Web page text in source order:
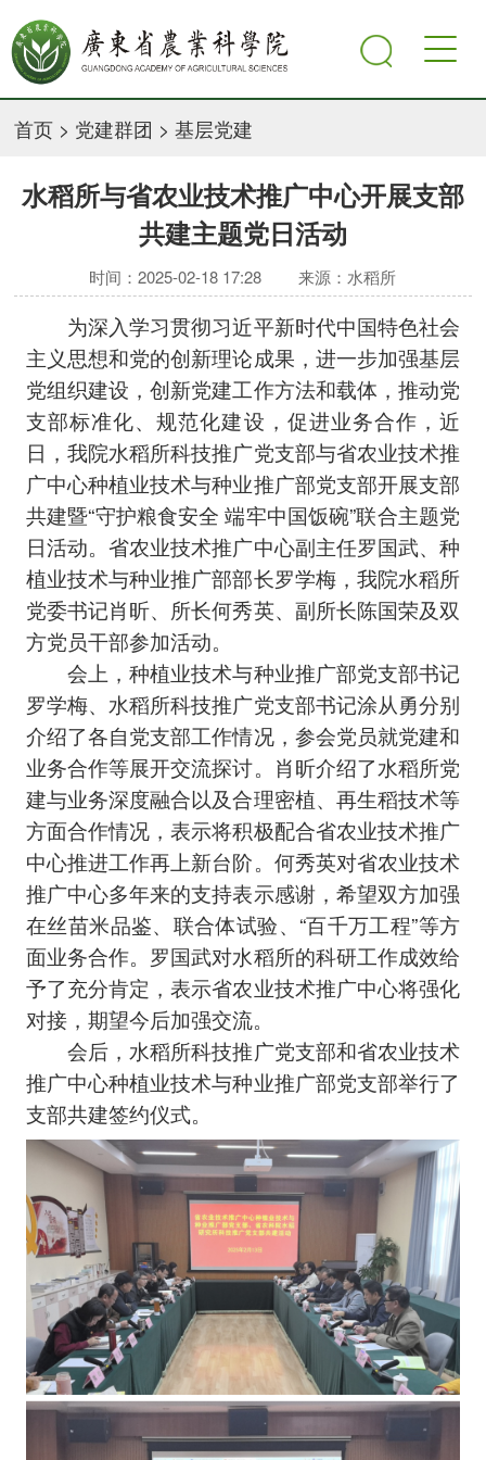
首页 > 党建群团 >基层党建
水稻所与省农业技术推广中心开展支部
共建主题党日活动
时间：2025-02-18 17:28 来源：水稻所
为深入学习贯彻习近平新时代中国特色社会
主义思想和党的创新理论成果，进一步加强基层
党组织建设，创新党建工作方法和载体，推动党
支部标准化、规范化建设，促进业务合作，近
日，我院水稻所科技推广党支部与省农业技术推
广中心种植业技术与种业推广部党支部开展支部
共建暨“守护粮食安全 端牢中国饭碗”联合主题党
日活动。省农业技术推广中心副主任罗国武、种
植业技术与种业推广部部长罗学梅，我院水稻所
党委书记肖昕、所长何秀英、副所长陈国荣及双
方党员干部参加活动。
会上，种植业技术与种业推广部党支部书记
罗学梅、水稻所科技推广党支部书记涂从勇分别
介绍了各自党支部工作情况，参会党员就党建和
业务合作等展开交流探讨。肖昕介绍了水稻所党
建与业务深度融合以及合理密植、再生稻技术等
方面合作情况，表示将积极配合省农业技术推广
中心推进工作再上新台阶。何秀英对省农业技术
推广中心多年来的支持表示感谢，希望双方加强
在丝苗米品鉴、联合体试验、“百千万工程”等方
面业务合作。罗国武对水稻所的科研工作成效给
予了充分肯定，表示省农业技术推广中心将强化
对接，期望今后加强交流。
会后，水稻所科技推广党支部和省农业技术
推广中心种植业技术与种业推广部党支部举行了
支部共建签约仪式。